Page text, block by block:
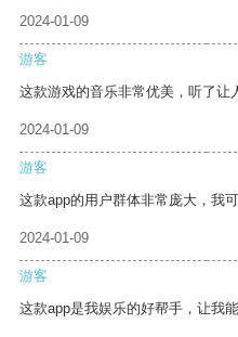
2024-01-09
游客
这款游戏的音乐非常优美，听了让
2024-01-09
游客
这款app的用户群体非常庞大，我
2024-01-09
游客
这款app是我娱乐的好帮手，让我